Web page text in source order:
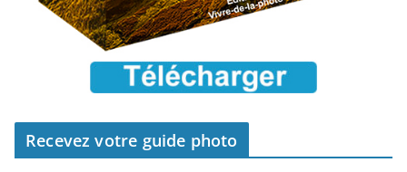
Recevez votre guide photo